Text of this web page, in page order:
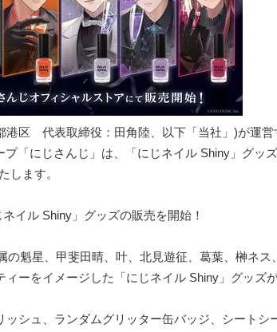
港区 代表取締役：田角陸、以下「当社」)が運営
「にじさんじ」は、「にじネイル Shiny」グッ
します。
イル Shiny」グッズの販売を開始！
の魁星、甲斐田晴、叶、北見遊征、葛葉、榊ネス
ーをイメージした「にじネイル Shiny」グッズ
ッシュ、ランダムグリッター缶バッジ、シートシ